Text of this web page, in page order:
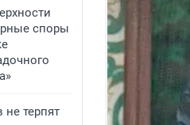
споры
терпят